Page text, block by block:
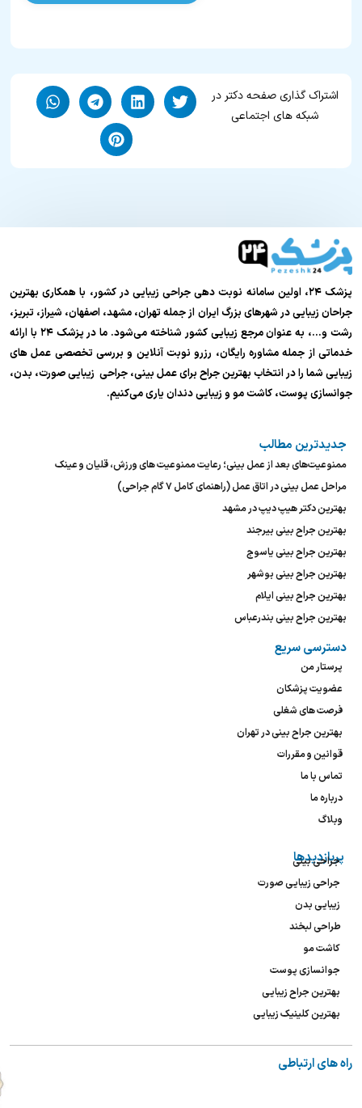
اشتراک گذاری صفحه دکتر در
شبکه های اجتماعی
پزشک ۲۴، اولین سامانه نوبت دهی جراحی زیبایی در کشور، با همکاری بهترین
جراحان زیبایی در شهرهای بزرگ ایران از جمله تهران، مشهد، اصفهان، شیراز، تبریز،
رشت و…، به عنوان مرجع زیبایی کشور شناخته می‌شود. ما در پزشک ۲۴ با ارائه
خدماتی از جمله مشاوره رایگان، رزرو نوبت آنلاین و بررسی تخصصی عمل های
زیبایی شما را در انتخاب بهترین جراح برای عمل بینی، جراحی زیبایی صورت، بدن،
جوانسازی پوست، کاشت مو و زیبایی دندان یاری می‌کنیم.
جدیدترین مطالب
ممنوعیت‌های بعد از عمل بینی؛ رعایت ممنوعیت های ورزش، قلیان و عینک
مراحل عمل بینی در اتاق عمل (راهنمای کامل ۷ گام جراحی)
بهترین دکتر هیپ دیپ در مشهد
بهترین جراح بینی بیرجند
بهترین جراح بینی یاسوج
بهترین جراح بینی بوشهر
بهترین جراح بینی ایلام
بهترین جراح بینی بندرعباس
دسترسی سریع
پرستار من
عضویت پزشکان
فرصت های شغلی
بهترین جراح بینی در تهران
قوانین و مقررات
تماس با ما
درباره ما
وبلاگ
پربازدیدها
جراحی بینی
جراحی زیبایی صورت
زیبایی بدن
طراحی لبخند
کاشت مو
جوانسازی پوست
بهترین جراح زیبایی
بهترین کلینیک زیبایی
راه های ارتباطی